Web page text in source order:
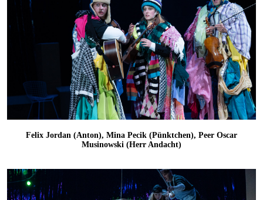
Felix Jordan (Anton), Mina Pecik (Pünktchen), Peer Oscar
Musinowski (Herr Andacht)